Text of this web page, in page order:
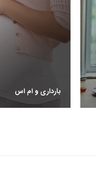
بارداری و ام اس